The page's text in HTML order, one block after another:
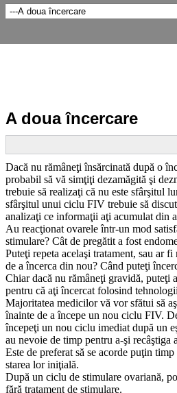
A doua încercare
Dacă nu rămâneţi însărcinată după o
probabil să vă simţiţi dezamăgită şi
trebuie să realizaţi că nu este sfârşitul
sfârşitul unui ciclu FIV trebuie să
analizaţi ce informaţii aţi acumulat din
Au reacţionat ovarele într-un mod
stimulare? Cât de pregătit a fost
Puteţi repeta acelaşi tratament, sau ar
de a încerca din nou? Când puteţi
Chiar dacă nu rămâneţi gravidă, puteţi
pentru că aţi încercat folosind
Majoritatea medicilor vă vor sfătui să
înainte de a începe un nou ciclu FIV.
începeţi un nou ciclu imediat după un
au nevoie de timp pentru a-şi recâştiga
Este de preferat să se acorde puţin
starea lor iniţială.
După un ciclu de stimulare ovariană,
fără tratament de stimulare.